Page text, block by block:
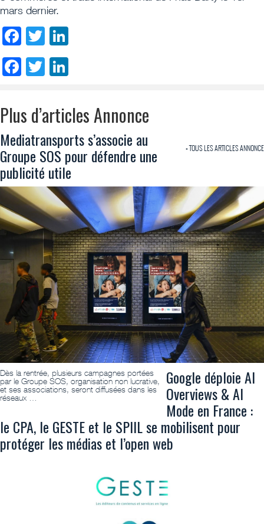
mars dernier.
Facebook
Twitter
Facebook
Twitter
Plus d’articles Annonce
+ TOUS LES ARTICLES ANNONCE
Mediatransports s’associe au
Groupe SOS pour défendre une
publicité utile
Dès la rentrée, plusieurs campagnes portées
par le Groupe SOS, organisation non lucrative,
et ses associations, seront diffusées dans les
réseaux …
Google déploie AI
Overviews & AI
Mode en France :
le CPA, le GESTE et le SPIIL se mobilisent pour
protéger les médias et l’open web